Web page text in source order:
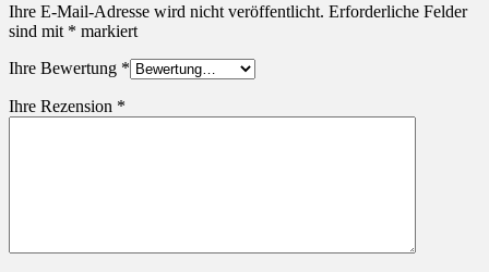
Ihre E-Mail-Adresse wird nicht veröffentlicht. Erforderliche Felder
sind mit * markiert
Ihre Bewertung *
Ihre Rezension *